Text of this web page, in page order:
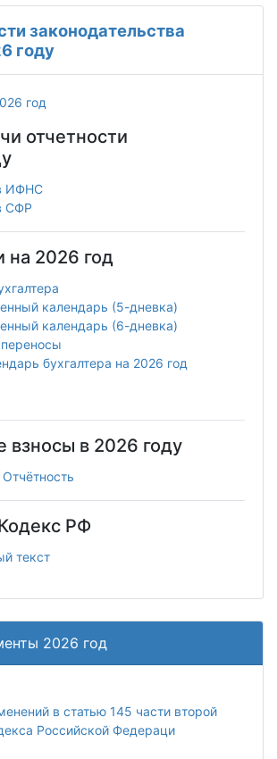
законодательства
году
год
отчетности
ИФНС
СФР
на 2026 год
календарь (5-дневка)
календарь (6-дневка)
бухгалтера на 2026 год
взносы в 2026 году
РФ
текст
2026 год
в статью 145 части второй
Российской Федераци